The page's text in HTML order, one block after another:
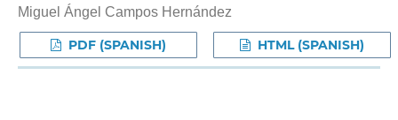
Miguel Ángel Campos Hernández
PDF (SPANISH) HTML (SPANISH)